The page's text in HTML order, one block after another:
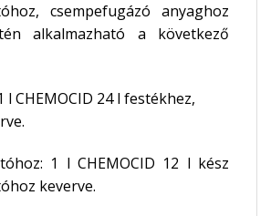
csempefugázó anyaghoz
alkalmazható a következő
l CHEMOCID 24 l festékhez,
1 l CHEMOCID 12 l kész
keverve.